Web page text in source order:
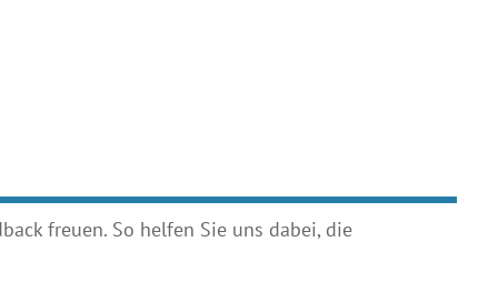
freuen. So helfen Sie uns dabei, die